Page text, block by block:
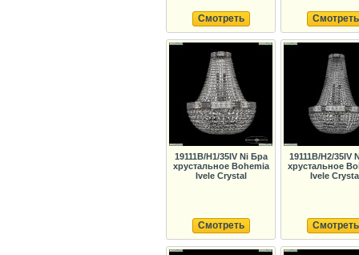
Смотреть Смотреть
19111B/H1/35IV Ni Бра
хрустальное Bohemia
Ivele Crystal
Смотреть
19111B/H2/35IV
хрустальное
Ivele
Смотреть